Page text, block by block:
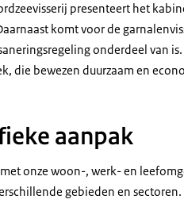
presenteert het
komt voor de
onderdeel van
die bewezen duurzaam en
aanpak
onze woon-, werk- en
gebieden en